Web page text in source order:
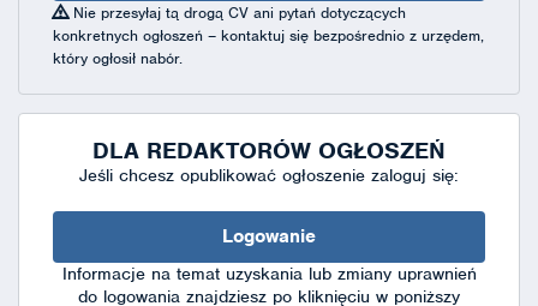
Nie przesyłaj tą drogą CV ani pytań dotyczących
konkretnych ogłoszeń – kontaktuj się bezpośrednio z urzędem,
który ogłosił nabór.
DLA REDAKTORÓW OGŁOSZEŃ
Jeśli chcesz opublikować ogłoszenie zaloguj się:
Logowanie
Informacje na temat uzyskania lub zmiany uprawnień
do logowania znajdziesz po kliknięciu w poniższy